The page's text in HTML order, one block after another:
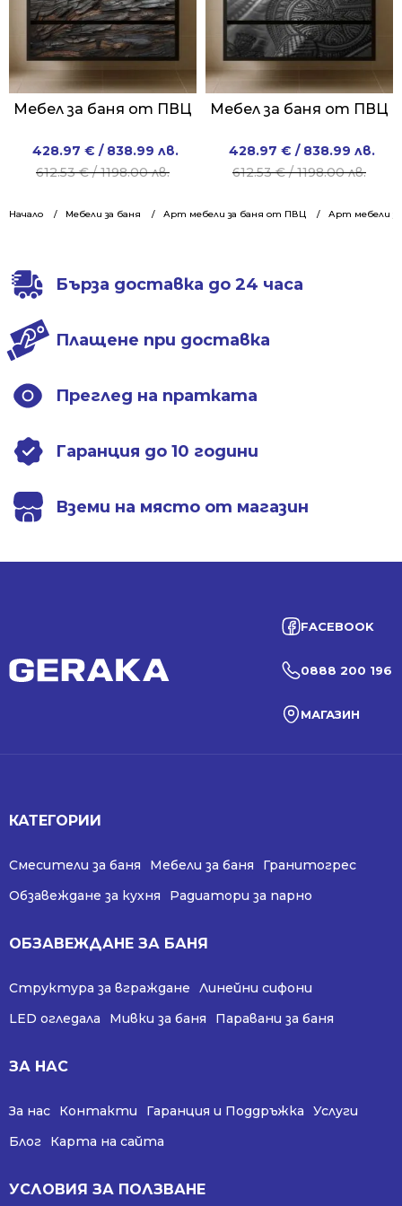
Начало Мебели за баня Арт мебели за баня от ПВЦ Арт мебели
Мебел за баня от ПВЦ
612.53€/ 1198.00 лв.
Original
price
612.53 €
428.97 € / 838.99 лв.
Current
price
428.97 €
Мебел за баня от ПВЦ
612.53€/ 1198.00 лв.
Original
price
612.53 €
428.97 € / 838.99 лв.
Current
price
428.97 €
Бърза доставка до 24 часа
Плащене при доставка
Преглед на пратката
Гаранция до 10 години
Вземи на място от магазин
FACEBOOK
0888 200 196
МАГАЗИН
КАТЕГОРИИ
Смесители за баня Мебели за баня
Гранитогрес
Обзавеждане за кухня
Радиатори за парно
ОБЗАВЕЖДАНЕ ЗА БАНЯ
Структура за вграждане
Линейни сифони
LED огледала
Мивки за баня Паравани за баня
ЗА НАС
За нас Контакти Гаранция и Поддръжка
Услуги
Блог
Карта на сайта
УСЛОВИЯ ЗА ПОЛЗВАНЕ